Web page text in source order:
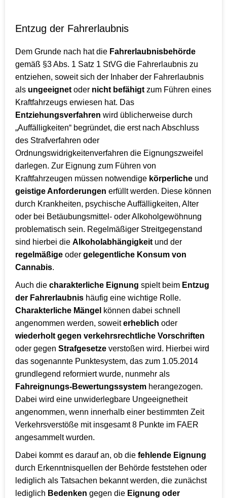
Entzug der Fahrerlaubnis
Dem Grunde nach hat die Fahrerlaubnisbehörde
gemäß §3 Abs. 1 Satz 1 StVG die Fahrerlaubnis zu
entziehen, soweit sich der Inhaber der Fahrerlaubnis
als ungeeignet oder nicht befähigt zum Führen eines
Kraftfahrzeugs erwiesen hat. Das
Entziehungsverfahren wird üblicherweise durch
„Auffälligkeiten“ begründet, die erst nach Abschluss
des Strafverfahren oder
Ordnungswidrigkeitenverfahren die Eignungszweifel
darlegen. Zur Eignung zum Führen von
Kraftfahrzeugen müssen notwendige körperliche und
geistige Anforderungen erfüllt werden. Diese können
durch Krankheiten, psychische Auffälligkeiten, Alter
oder bei Betäubungsmittel- oder Alkoholgewöhnung
problematisch sein. Regelmäßiger Streitgegenstand
sind hierbei die Alkoholabhängigkeit und der
regelmäßige oder gelegentliche Konsum von
Cannabis.
Auch die charakterliche Eignung spielt beim Entzug
der Fahrerlaubnis häufig eine wichtige Rolle.
Charakterliche Mängel können dabei schnell
angenommen werden, soweiterheblich oder
wiederholt gegen verkehrsrechtliche Vorschriften
oder gegen Strafgesetze verstoßen wird. Hierbei wird
das sogenannte Punktesystem, das zum 1.05.2014
grundlegend reformiert wurde, nunmehr als
Fahreignungs-Bewertungssystem herangezogen.
Dabei wird eine unwiderlegbare Ungeeignetheit
angenommen, wenn innerhalb einer bestimmten Zeit
Verkehrsverstöße mit insgesamt 8 Punkte im FAER
angesammelt wurden.
Dabei kommt es darauf an, ob die fehlende Eignung
durch Erkenntnisquellen der Behörde feststehen oder
lediglich als Tatsachen bekannt werden, die zunächst
lediglich Bedenken gegen die Eignung oder